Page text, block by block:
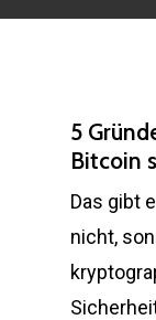
5
Bitcoin
Das gibt
nicht,